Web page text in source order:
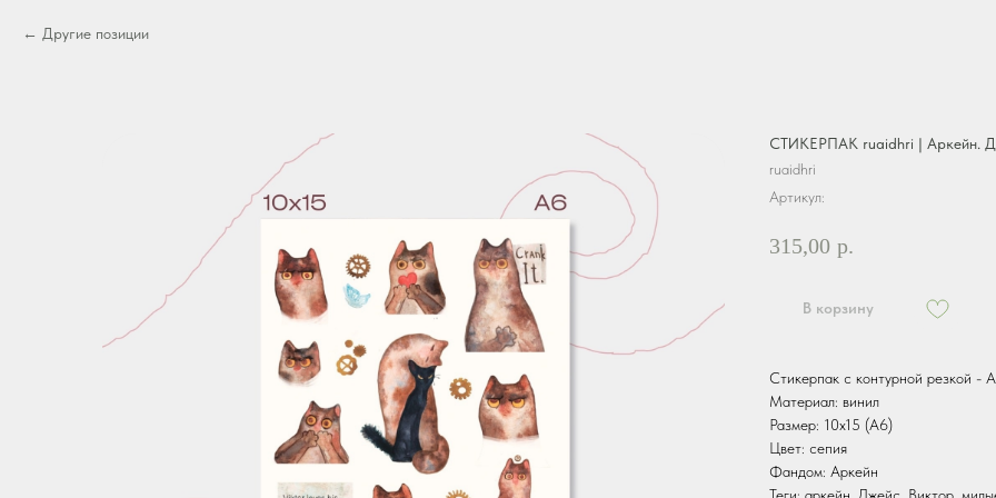
Другие позиции
СТИКЕРПАК ruaidhri | Аркейн.
ruaidhri
Артикул:
315,00 р.
В корзину
Стикерпак с контурной резкой -
Материал: винил
Размер: 10х15 (А6)
Цвет: сепия
Фандом: Аркейн